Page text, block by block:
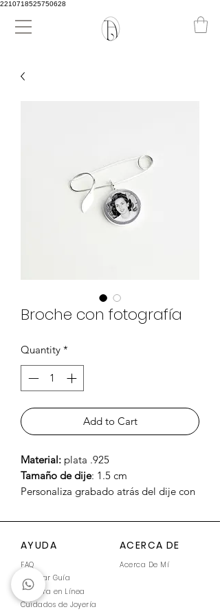
2210718525750628
Broche con fotografía
Quantity *
Add to Cart
Material: plata .925
Tamaño de dije: 1.5 cm
Personaliza grabado atrás del dije con
personalizada
AYUDA ACERCA DE
FAQ
Acerca De Mí
Generar Guía
Compra en Línea
Cuidados de Joyería